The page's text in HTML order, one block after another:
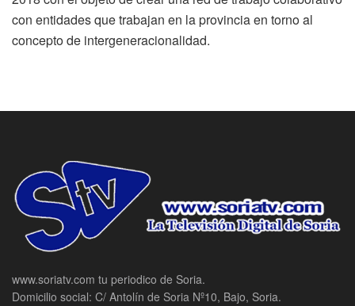
con entidades que trabajan en la provincia en torno al
concepto de intergeneracionalidad.
www.soriatv.com tu periodico de Soria.
Domicilio social: C/ Antolín de Soria Nº10, Bajo, Soria.